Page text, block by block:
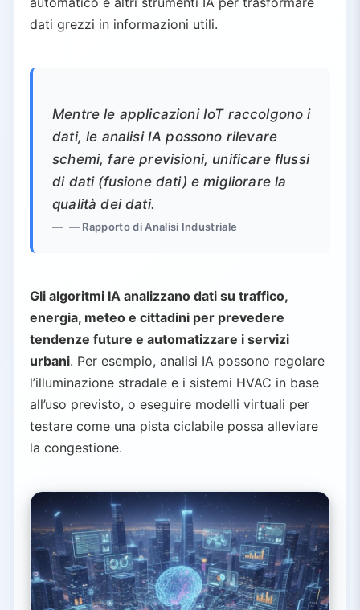
dati grezzi in informazioni utili.
Mentre le applicazioni IoT raccolgono i
dati, le analisi IA possono rilevare
schemi, fare previsioni, unificare flussi
di dati (fusione dati) e migliorare la
qualità dei dati.
— Rapporto di Analisi Industriale
Gli algoritmi IA analizzano dati su traffico,
energia, meteo e cittadini per prevedere
tendenze future e automatizzare i servizi
urbani. Per esempio, analisi IA possono regolare
l’illuminazione stradale e i sistemi HVAC in base
all’uso previsto, o eseguire modelli virtuali per
testare come una pista ciclabile possa alleviare
la congestione.